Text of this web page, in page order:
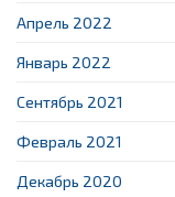
Апрель 2022
Январь 2022
Сентябрь 2021
Февраль 2021
Декабрь 2020